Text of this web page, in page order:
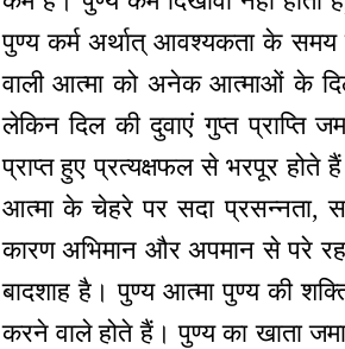
पुण्य कर्म अर्थात् आवश्यकता के
वाली आत्मा को अनेक आत्माओं के
लेकिन दिल की दुवाएं गुप्त प्राप्ति
प्राप्त हुए प्रत्यक्षफल से भरपूर होते
आत्मा के चेहरे पर सदा प्रसन्नता,
कारण अभिमान और अपमान से परे
बादशाह है। पुण्य आत्मा पुण्य की
करने वाले होते हैं। पुण्य का खाता जमा